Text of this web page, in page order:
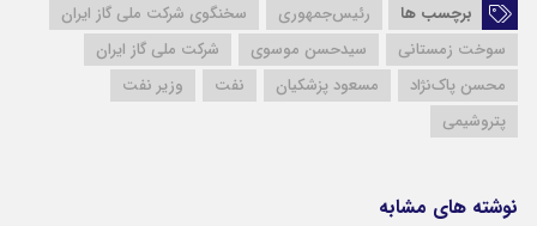
برچسب ها رئیس‌جمهوری
سخنگوی شرکت ملی گاز ایران
سوخت زمستانی
سیدحسن موسوی
شرکت ملی گاز ایران
محسن پاک‌نژاد
مسعود پزشکیان نفت
وزیر نفت
پتروشیمی
نوشته های مشابه